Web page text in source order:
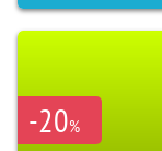
-20%